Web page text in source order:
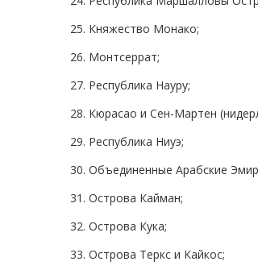
25. Княжество Монако;
26. Монтсеррат;
27. Республика Науру;
28. Кюрасао и Сен-Мартен
29. Республика Ниуэ;
30. Объединенные Арабские
31. Острова Кайман;
32. Острова Кука;
33. Острова Теркс и Кайкос;